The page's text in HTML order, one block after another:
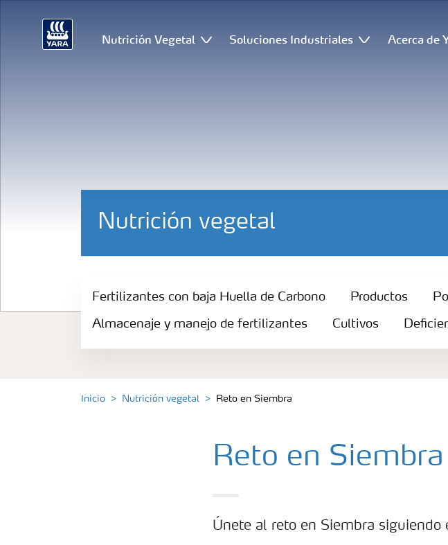
Nutrición Vegetal Soluciones Industriales Acerca de
Nutrición vegetal
Productos
Fertilizantes con baja Huella de Carbono Productos
Almacenaje y manejo de fertilizantes Cultivos
Inicio Nutrición vegetal Reto en Siembra
Reto en Siembra
Únete al reto en Siembra siguiendo